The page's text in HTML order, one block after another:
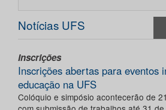
Notícias UFS
Inscrições
Inscrições abertas para eventos
educação na UFS
Colóquio e simpósio acontecerão de